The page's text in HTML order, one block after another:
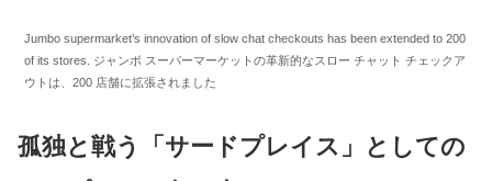
Jumbo supermarket’s innovation of slow chat checkouts has been extended to 200
of its stores. ジャンボ スーパーマーケットの革新的なスロー チャット チェックア
ウトは、200 店舗に拡張されました
孤独と戦う「サードプレイス」としての